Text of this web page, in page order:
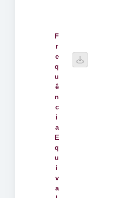
F
r
e
q
u
ê
n
c
i
a
E
q
u
i
v
a